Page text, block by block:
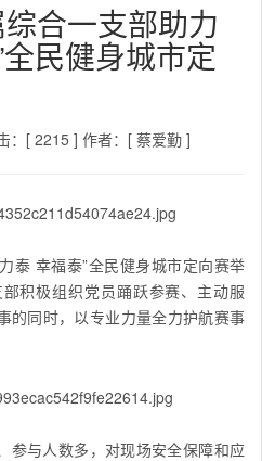
合一支部助力
民健身城市定
：[ 2215 ] 作者：[ 蔡爱勤 ]
泰 幸福泰”全民健身城市定向赛举
积极组织党员踊跃参赛、主动服
的同时，以专业力量全力护航赛事
参与人数多，对现场安全保障和应